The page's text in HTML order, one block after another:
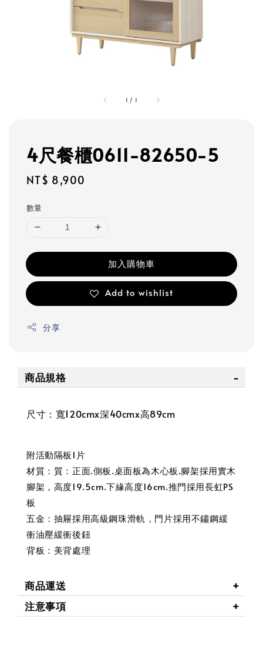
1 / 1
4尺餐櫃0611-82650-5
Regular
NT$ 8,900
數量
加入購物車
Add to wishlist
分享
商品規格
尺寸：寬120cmx深40cmx高89cm
附活動隔板1片
材質：質：正面.側板.桌面板為木心板.腳架採用實木
腳架，高度19.5cm.下緣高度16cm.推門採用長虹PS
板
五金：抽屜採用高級鋼珠滑軌，門片採用不鏽鋼緩
衝油壓緩衝後鈕
背板：美背處理
商品運送
注意事項